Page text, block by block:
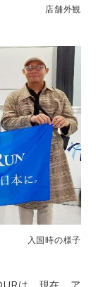
店舗外観
入国時の様子